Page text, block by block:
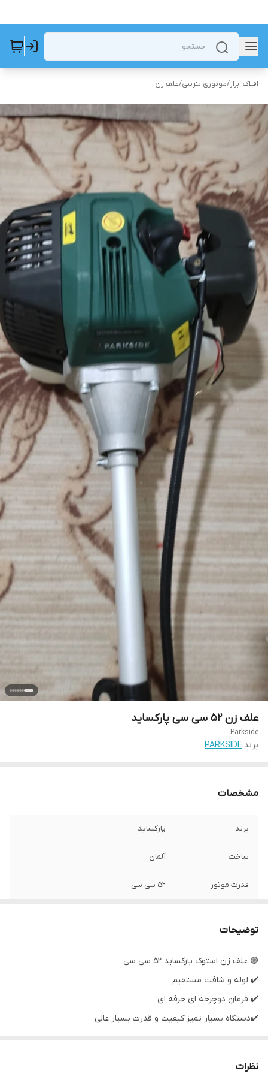
افلاک ابزار/موتوری بنزینی/علف زن
علف زن ۵۲ سی سی پارکساید
Parkside
برند:PARKSIDE
مشخصات
برند پارکساید
ساخت آلمان
قدرت موتور ۵۲ سی سی
توضیحات
🟣 علف زن استوک پارکساید ۵۲ سی سی
✔️ لوله و شافت مستقیم
✔️ فرمان دوچرخه ای حرفه ای
✔️دستگاه بسیار تمیز کیفیت و قدرت بسیار عالی
نظرات